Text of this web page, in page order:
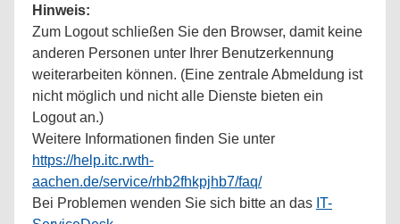
Hinweis:
Zum Logout schließen Sie den Browser, damit keine
anderen Personen unter Ihrer Benutzerkennung
weiterarbeiten können. (Eine zentrale Abmeldung ist
nicht möglich und nicht alle Dienste bieten ein
Logout an.)
Weitere Informationen finden Sie unter
https://help.itc.rwth-
aachen.de/service/rhb2fhkpjhb7/faq/
Bei Problemen wenden Sie sich bitte an das IT-